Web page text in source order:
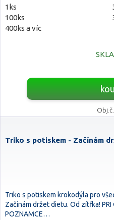
1ks
100ks
400ks a víc
Triko s potiskem - Začínám
Triko s potiskem krokodýla pro
Začínám držet dietu. Od zítřka! PRI
POZNAMCE…